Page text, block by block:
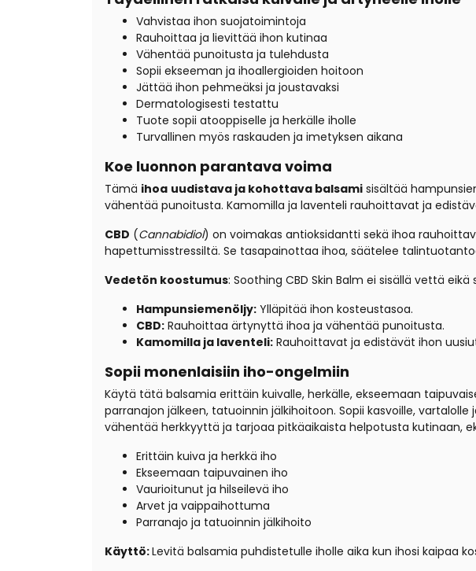
Vahvistaa ihon suojatoimintoja
Rauhoittaa ja lievittää ihon kutinaa
Vähentää punoitusta ja tulehdusta
Sopii ekseeman ja ihoallergioiden hoitoon
Jättää ihon pehmeäksi ja joustavaksi
Dermatologisesti testattu
Tuote sopii atooppiselle ja herkälle iholle
Turvallinen myös raskauden ja imetyksen aikana
Koe luonnon parantava voima
Tämä ihoa uudistava ja kohottava balsami sisältää
vähentää punoitusta. Kamomilla ja laventeli rauhoittavat ja
CBD (Cannabidiol) on voimakas antioksidantti sekä ihoa
hapettumisstressiltä. Se tasapainottaa ihoa, säätelee
Vedetön koostumus: Soothing CBD Skin Balm ei sisällä vettä
Hampunsiemenöljy: Ylläpitää ihon kosteustasoa.
CBD: Rauhoittaa ärtynyttä ihoa ja vähentää punoitusta.
Kamomilla ja laventeli: Rauhoittavat ja edistävät ihon
Sopii monenlaisiin iho-ongelmiin
Käytä tätä balsamia erittäin kuivalle, herkälle, ekseemaan
parranajon jälkeen, tatuoinnin jälkihoitoon. Sopii kasvoille, vartalolle
vähentää herkkyyttä ja tarjoaa pitkäaikaista helpotusta kutinaan,
Erittäin kuiva ja herkkä iho
Ekseemaan taipuvainen iho
Vaurioitunut ja hilseilevä iho
Arvet ja vaippaihottuma
Parranajo ja tatuoinnin jälkihoito
Käyttö:Levitä balsamia puhdistetulle iholle aika kun ihosi kaipaa